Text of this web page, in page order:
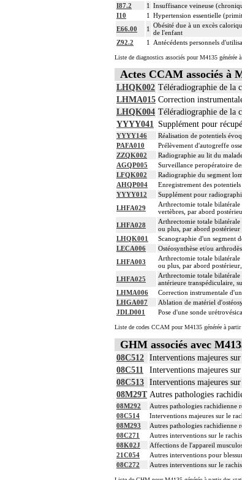
I87.2
1 Insuffisance veineuse
I10
1 Hypertension essentielle
E66.00
1 Obésité due à un excès
de l'enfant
Z92.2
1 Antécédents personnels
Liste de diagnostics associés pour M4135 générée
Actes CCAM associés à
LHQK002 Téléradiographie de la
LHMA015 Correction
LHQK004 Téléradiographie de la
YYYY041 Supplément pour
YYYY146
Réalisation de potentiels
PAFA010
Prélèvement d'autogreffe
ZZQK002
Radiographie au lit du
AGQP005
Surveillance peropératoire
LFQK002
Radiographie du segment
AHQP004
Enregistrement des
YYYY012
Supplément pour
LHFA029
Arthrectomie totale
vertèbres, par abord
LHFA028
Arthrectomie totale
ou plus, par abord postérieur
LHQK001
Scanographie d'un segment
LECA006
Ostéosynthèse et/ou
LHFA003
Arthrectomie totale
ou plus, par abord
LHFA025
Arthrectomie totale
antérieure transpédiculaire,
LHMA006
Correction instrumentale
LHGA007
Ablation de matériel
JDLD001
Pose d'une sonde
Liste de codes CCAM pour M4135 générée à
GHM associés avec
08C512 Interventions majeures
08C511
Interventions majeures
08C513 Interventions majeures
08M29T Autres pathologies
08M292
Autres pathologies rachidienne
08C514
Interventions majeures sur le
08M293
Autres pathologies rachidienne
08C271
Autres interventions sur le
08K02J
Affections de l'appareil
21C054
Autres interventions pour
08C272
Autres interventions sur le